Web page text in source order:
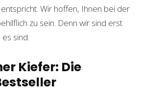
Wir hoffen, Ihnen bei der
zu sein. Denn wir sind erst
sind.
Kiefer: Die